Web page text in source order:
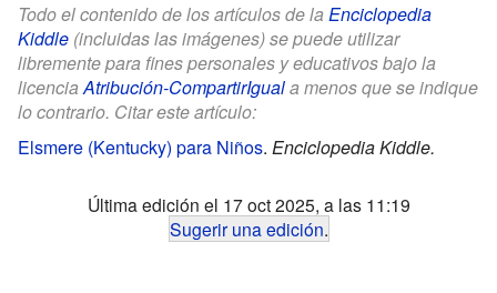
Todo el contenido de los artículos de la Enciclopedia
Kiddle (incluidas las imágenes) se puede utilizar
libremente para fines personales y educativos bajo la
licenciaAtribución-CompartirIguala menos que se indique
lo contrario. Citar este artículo:
Elsmere (Kentucky) para Niños. Enciclopedia Kiddle.
Última edición el 17 oct 2025, a las 11:19
Sugerir una edición.